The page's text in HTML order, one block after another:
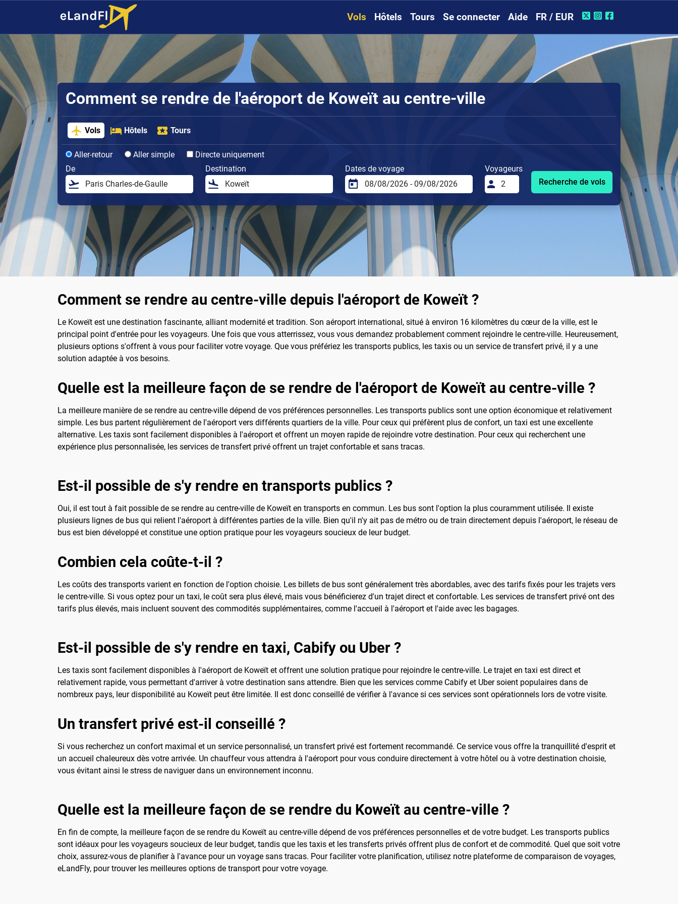
Vols Hôtels Tours Se connecter Aide FR / EUR
Comment se rendre de l'aéroport de Koweït au centre-ville
Vols Hôtels Tours
Aller-retour Aller simple
Directe uniquement
De
Destination Dates de voyage
Voyageurs
Recherche de vols
Comment se rendre au centre-ville depuis l'aéroport de Koweït ?
Le Koweït est une destination fascinante, alliant modernité et tradition. Son aéroport international, situé à environ 16 kilomètres du cœur de la ville, est le
principal point d'entrée pour les voyageurs. Une fois que vous atterrissez, vous vous demandez probablement comment rejoindre le centre-ville. Heureusement,
plusieurs options s'offrent à vous pour faciliter votre voyage. Que vous préfériez les transports publics, les taxis ou un service de transfert privé, il y a une
solution adaptée à vos besoins.
Quelle est la meilleure façon de se rendre de l'aéroport de Koweït au centre-ville ?
La meilleure manière de se rendre au centre-ville dépend de vos préférences personnelles. Les transports publics sont une option économique et relativement
simple. Les bus partent régulièrement de l'aéroport vers différents quartiers de la ville. Pour ceux qui préfèrent plus de confort, un taxi est une excellente
alternative. Les taxis sont facilement disponibles à l'aéroport et offrent un moyen rapide de rejoindre votre destination. Pour ceux qui recherchent une
expérience plus personnalisée, les services de transfert privé offrent un trajet confortable et sans tracas.
Est-il possible de s'y rendre en transports publics ?
Oui, il est tout à fait possible de se rendre au centre-ville de Koweït en transports en commun. Les bus sont l'option la plus couramment utilisée. Il existe
plusieurs lignes de bus qui relient l'aéroport à différentes parties de la ville. Bien qu'il n'y ait pas de métro ou de train directement depuis l'aéroport, le réseau de
bus est bien développé et constitue une option pratique pour les voyageurs soucieux de leur budget.
Combien cela coûte-t-il ?
Les coûts des transports varient en fonction de l'option choisie. Les billets de bus sont généralement très abordables, avec des tarifs fixés pour les trajets vers
le centre-ville. Si vous optez pour un taxi, le coût sera plus élevé, mais vous bénéficierez d'un trajet direct et confortable. Les services de transfert privé ont des
tarifs plus élevés, mais incluent souvent des commodités supplémentaires, comme l'accueil à l'aéroport et l'aide avec les bagages.
Est-il possible de s'y rendre en taxi, Cabify ou Uber ?
Les taxis sont facilement disponibles à l'aéroport de Koweït et offrent une solution pratique pour rejoindre le centre-ville. Le trajet en taxi est direct et
relativement rapide, vous permettant d'arriver à votre destination sans attendre. Bien que les services comme Cabify et Uber soient populaires dans de
nombreux pays, leur disponibilité au Koweït peut être limitée. Il est donc conseillé de vérifier à l'avance si ces services sont opérationnels lors de votre visite.
Un transfert privé est-il conseillé ?
Si vous recherchez un confort maximal et un service personnalisé, un transfert privé est fortement recommandé. Ce service vous offre la tranquillité d'esprit et
un accueil chaleureux dès votre arrivée. Un chauffeur vous attendra à l'aéroport pour vous conduire directement à votre hôtel ou à votre destination choisie,
vous évitant ainsi le stress de naviguer dans un environnement inconnu.
Quelle est la meilleure façon de se rendre du Koweït au centre-ville ?
En fin de compte, la meilleure façon de se rendre du Koweït au centre-ville dépend de vos préférences personnelles et de votre budget. Les transports publics
sont idéaux pour les voyageurs soucieux de leur budget, tandis que les taxis et les transferts privés offrent plus de confort et de commodité. Quel que soit votre
choix, assurez-vous de planifier à l'avance pour un voyage sans tracas. Pour faciliter votre planification, utilisez notre plateforme de comparaison de voyages,
eLandFly, pour trouver les meilleures options de transport pour votre voyage.